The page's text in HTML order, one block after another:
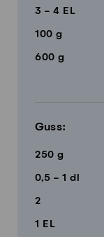
3 - 4 EL
100 g
600 g
Guss:
250 g
0,5 - 1 dl
2
1 EL